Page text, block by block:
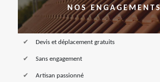
NOS ENGAGEMENTS
Devis et déplacement gratuits
Sans engagement
Artisan passionné